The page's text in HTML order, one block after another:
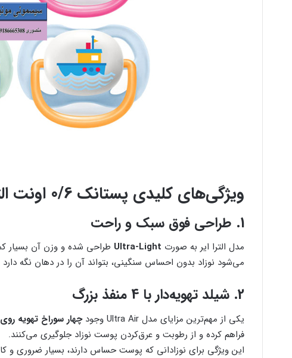
ویژگی‌های کلیدی پستانک 0/6 اونت الترا ایر
1. طراحی فوق سبک و راحت
مدل الترا ایر به صورت Ultra-Light طراحی شده و وزن آن بسیار
می‌شود نوزاد بدون احساس سنگینی، بتواند آن را در دهان نگه دارد
2. شیلد تهویه‌دار با 4 منفذ بزرگ
یکی از مهم‌ترین مزایای مدل Ultra Air وجود چهار سوراخ تهویه
فراهم کرده و از رطوبت و عرق‌کردن پوست نوزاد جلوگیری می‌کنند.
این ویژگی برای نوزادانی که پوست حساس دارند، بسیار ضروری و